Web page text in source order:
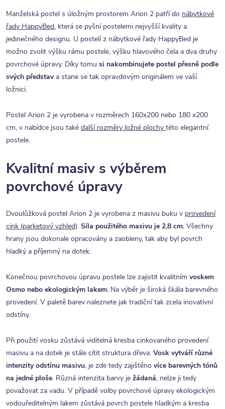
Manželská postel s úložným prostorem Arion 2 patří do nábytkové
řady HappyBed, která se pyšní postelemi nejvyšší kvality a
jedinečného designu. U postelí z nábytkové řady HappyBed je
možno zvolit výšku rámu postele, výšku hlavového čela a dva druhy
povrchové úpravy. Díky tomu si nakombinujete postel přesně podle
svých představa stane se tak opravdovým originálem ve vaší
ložnici.
Postel Arion 2 je vyrobena v rozměrech 160x200 nebo 180 x200
cm, v nabídce jsou také další rozměry ložné plochy této elegantní
postele.
Kvalitní masiv s výběrem
povrchové úpravy
Dvoulůžková postel Arion 2 je vyrobena z masivu buku v provedení
cink (parketový vzhled). Síla použitého masivu je 2,8 cm. Všechny
hrany jsou dokonale opracovány a zaobleny, tak aby byl povrch
hladký a příjemný na dotek.
Konečnou povrchovou úpravu postele lze zajistit kvalitním voskem
Osmo nebo ekologickým lakem. Na výběr je široká škála barevného
provedení. V paletě barev naleznete jak tradiční tak zcela inovativní
odstíny.
Při použití vosku zůstává viditelná kresba cinkovaného provedení
masivu a na dotek je stále cítit struktura dřeva. Vosk vytváří různé
intenzity odstínu masivu, je zde tedy zajištěno více barevných tónů
na jedné ploše. Různá intenzita barvy je žádaná, nelze ji tedy
považovat za vadu. V případě volby povrchové úpravy ekologickým
vodouředitelným lakem zůstává povrch postele hladkým a kresba